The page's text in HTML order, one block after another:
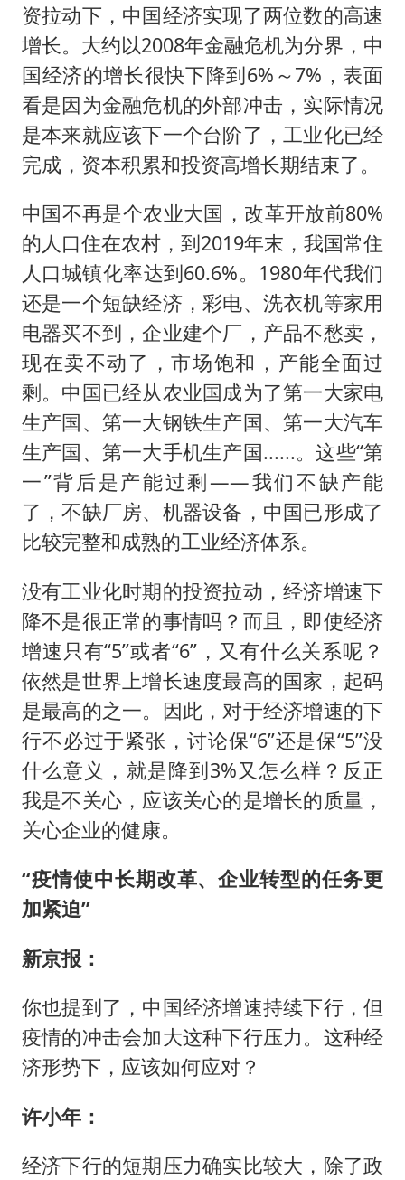
资拉动下，中国经济实现了两位数的高速
增长。大约以2008年金融危机为分界，中
国经济的增长很快下降到6%～7%，表面
看是因为金融危机的外部冲击，实际情况
是本来就应该下一个台阶了，工业化已经
完成，资本积累和投资高增长期结束了。
中国不再是个农业大国，改革开放前80%
的人口住在农村，到2019年末，我国常住
人口城镇化率达到60.6%。1980年代我们
还是一个短缺经济，彩电、洗衣机等家用
电器买不到，企业建个厂，产品不愁卖，
现在卖不动了，市场饱和，产能全面过
剩。中国已经从农业国成为了第一大家电
生产国、第一大钢铁生产国、第一大汽车
生产国、第一大手机生产国......。这些“第
一”背后是产能过剩——我们不缺产能
了，不缺厂房、机器设备，中国已形成了
比较完整和成熟的工业经济体系。
没有工业化时期的投资拉动，经济增速下
降不是很正常的事情吗？而且，即使经济
增速只有“5”或者“6”，又有什么关系呢？
依然是世界上增长速度最高的国家，起码
是最高的之一。因此，对于经济增速的下
行不必过于紧张，讨论保“6”还是保“5”没
什么意义，就是降到3%又怎么样？反正
我是不关心，应该关心的是增长的质量，
关心企业的健康。
“疫情使中长期改革、企业转型的任务更
加紧迫”
新京报：
你也提到了，中国经济增速持续下行，但
疫情的冲击会加大这种下行压力。这种经
济形势下，应该如何应对？
许小年：
经济下行的短期压力确实比较大，除了政